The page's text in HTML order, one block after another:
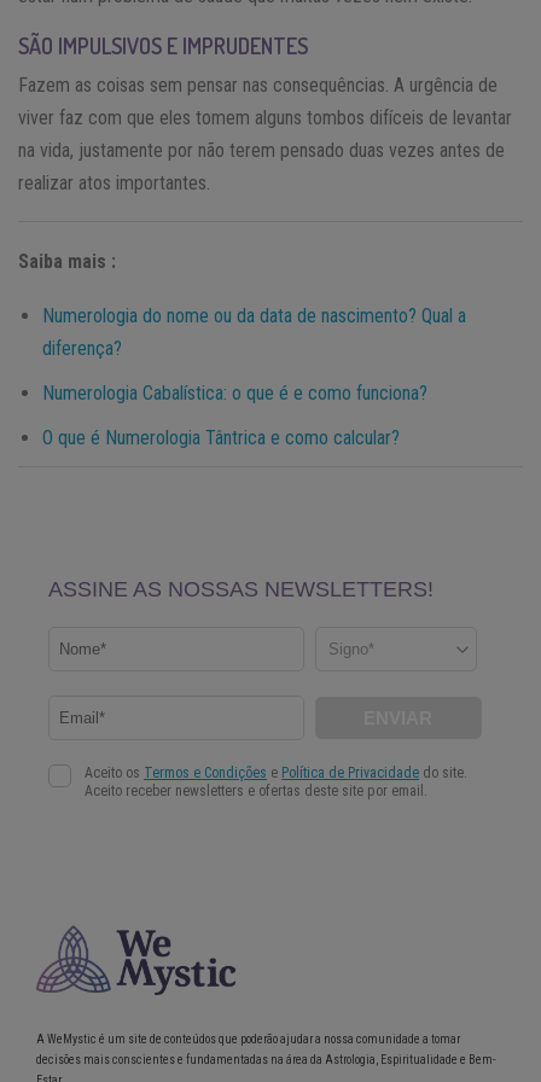
SÃO IMPULSIVOS E IMPRUDENTES
Fazem as coisas sem pensar nas consequências. A urgência de
viver faz com que eles tomem alguns tombos difíceis de levantar
na vida, justamente por não terem pensado duas vezes antes de
realizar atos importantes.
Saiba mais :
Numerologia do nome ou da data de nascimento? Qual a
diferença?
Numerologia Cabalística: o que é e como funciona?
O que é Numerologia Tântrica e como calcular?
A WeMystic é um site de conteúdos que poderão ajudar a nossa comunidade a tomar
decisões mais conscientes e fundamentadas na área da Astrologia, Espiritualidade e Bem-